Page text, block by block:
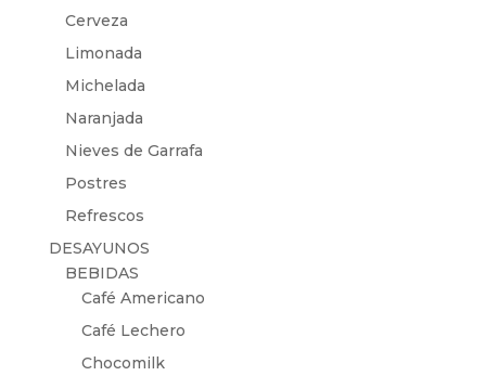
Cerveza
Limonada
Michelada
Naranjada
Nieves de Garrafa
Postres
Refrescos
DESAYUNOS
BEBIDAS
Café Americano
Café Lechero
Chocomilk